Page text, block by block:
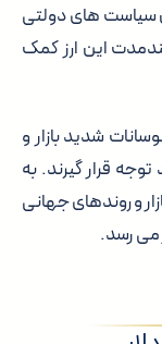
سیاست های دولتی
این ارز کمک
شدید بازار و
قرار گیرند. به
و روندهای جهانی
می رسد.